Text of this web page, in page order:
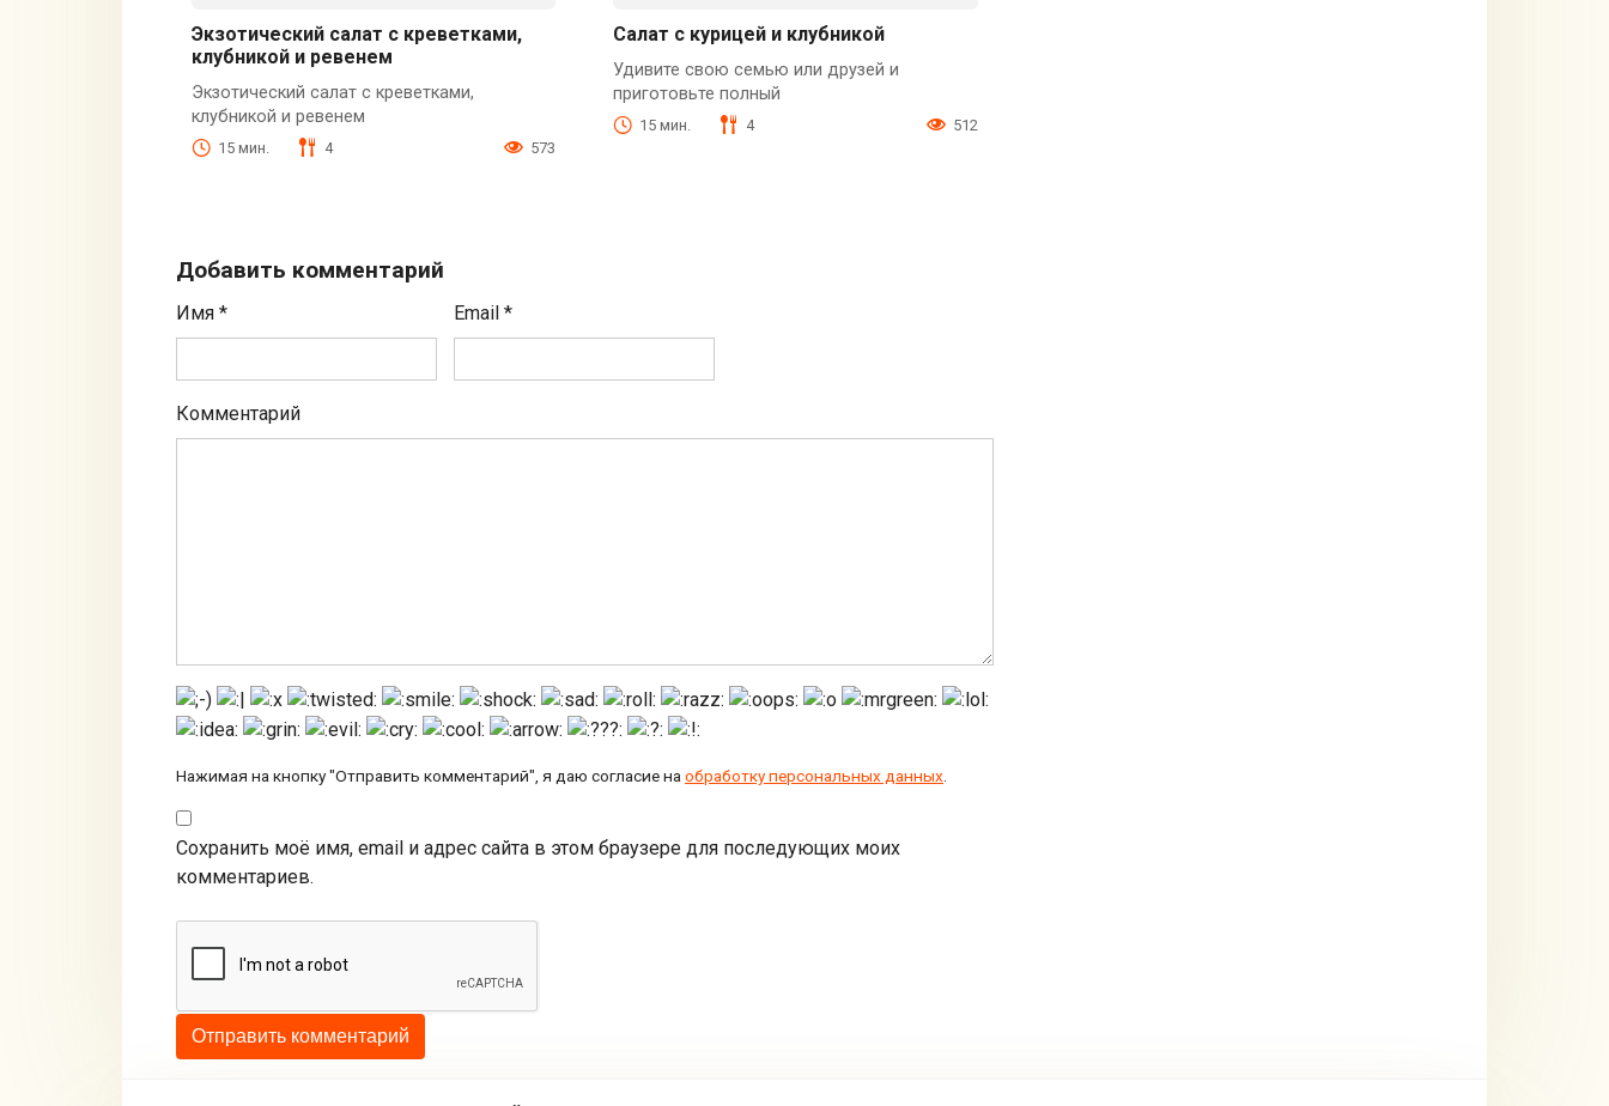
Экзотический салат с креветками,
клубникой и ревенем
Экзотический салат с креветками,
клубникой и ревенем
15 мин. 4 573
Салат с курицей и клубникой
Удивите свою семью или друзей и
приготовьте полный
15 мин. 4 512
Добавить комментарий
Имя * Email*
Комментарий
Нажимая на кнопку "Отправить комментарий", я даю согласие на обработку персональных данных
Сохранить моё имя, email и адрес сайта в этом браузере для последующих моих
комментариев.